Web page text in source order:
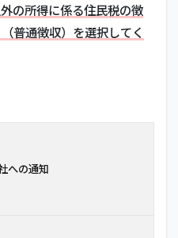
の所得に係る住民税の徴
普通徴収）を選択してく
への通知